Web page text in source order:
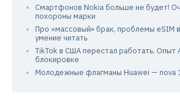
Смартфонов Nokia больше не будет!
похороны марки
Про «массовый» брак, проблемы eSIM
умение читать
TikTok в США перестал работать. Опыт
блокировке
Молодежные флагманы Huawei — nova